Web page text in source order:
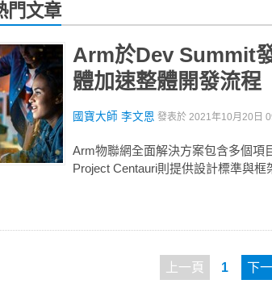
門文章
Arm於Dev Summit
體加速整體開發流程
國寶大師 李文恩 發表於 2021年10月20日
Arm物聯網全面解決方案包含多個項
Project Centauri則提供設計標準與
上一頁 1 下